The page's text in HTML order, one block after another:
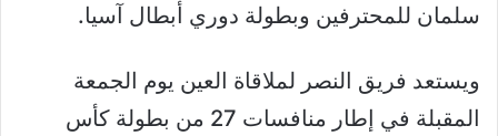
سلمان للمحترفين وبطولة دوري أبطال آسيا.
ويستعد فريق النصر لملاقاة العين يوم الجمعة
المقبلة في إطار منافسات 27 من بطولة كأس